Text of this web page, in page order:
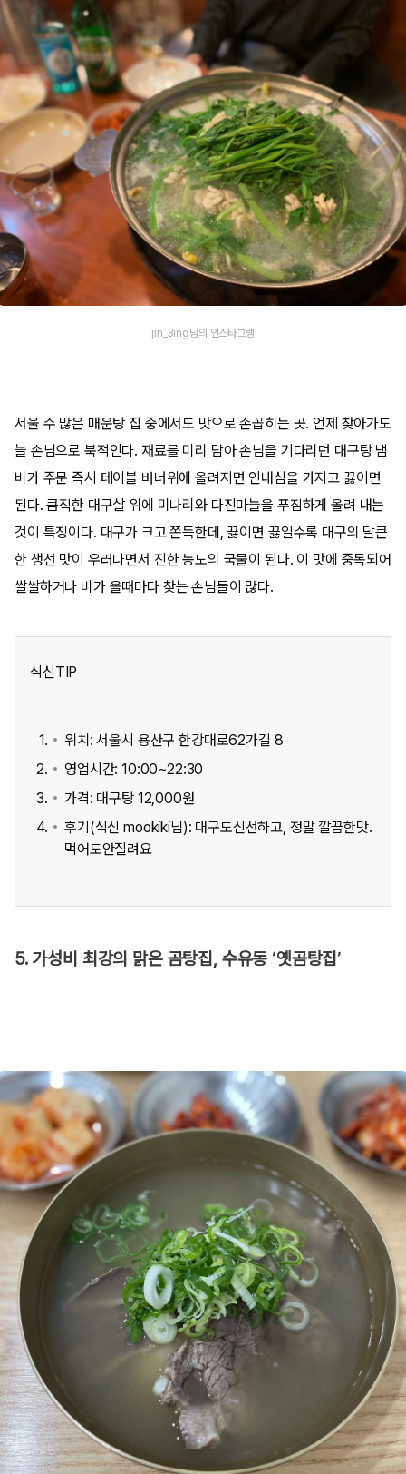
jin_3ing님의 인스타그램
서울 수 많은 매운탕 집 중에서도 맛으로 손꼽히는 곳. 언제 찾아가도
늘 손님으로 북적인다. 재료를 미리 담아 손님을 기다리던 대구탕 냄
비가 주문 즉시 테이블 버너위에 올려지면 인내심을 가지고 끓이면
된다. 큼직한 대구살 위에 미나리와 다진마늘을 푸짐하게 올려 내는
것이 특징이다. 대구가 크고 쫀득한데, 끓이면 끓일수록 대구의 달큰
한 생선 맛이 우러나면서 진한 농도의 국물이 된다. 이 맛에 중독되어
쌀쌀하거나 비가 올때마다 찾는 손님들이 많다.
식신TIP
위치: 서울시 용산구 한강대로62가길 8
영업시간: 10:00~22:30
가격: 대구탕 12,000원
후기(식신 mookiki님): 대구도신선하고, 정말 깔끔한맛.
먹어도안질려요
5. 가성비 최강의 맑은 곰탕집, 수유동 ‘옛곰탕집’